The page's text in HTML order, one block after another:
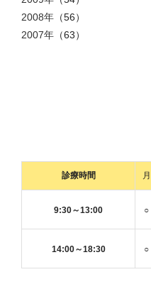
2008年 （56）
2007年 （63）
診療時間 月
9:30～13:00 ○
14:00～18:30 ○